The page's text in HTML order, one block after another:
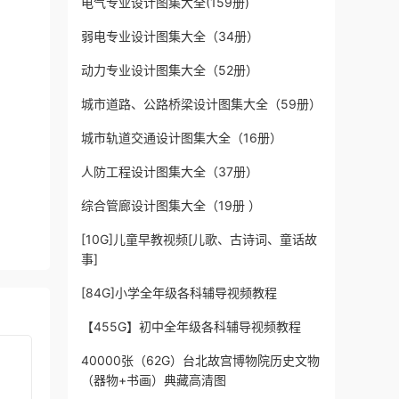
弱电专业设计图集大全（34册）
动力专业设计图集大全（52册）
城市道路、公路桥梁设计图集大全（59册）
城市轨道交通设计图集大全（16册）
人防工程设计图集大全（37册）
综合管廊设计图集大全（19册 ）
[10G]儿童早教视频[儿歌、古诗词、童话故
事]
[84G]小学全年级各科辅导视频教程
【455G】初中全年级各科辅导视频教程
40000张（62G）台北故宫博物院历史文物
（器物+书画）典藏高清图